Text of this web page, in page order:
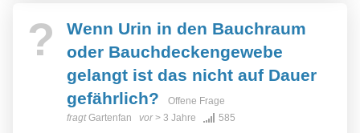
?
Wenn Urin in den Bauchraum
oder Bauchdeckengewebe
gelangt ist das nicht auf Dauer
gefährlich?
Offene Frage
fragtGartenfan vor> 3 Jahre 585